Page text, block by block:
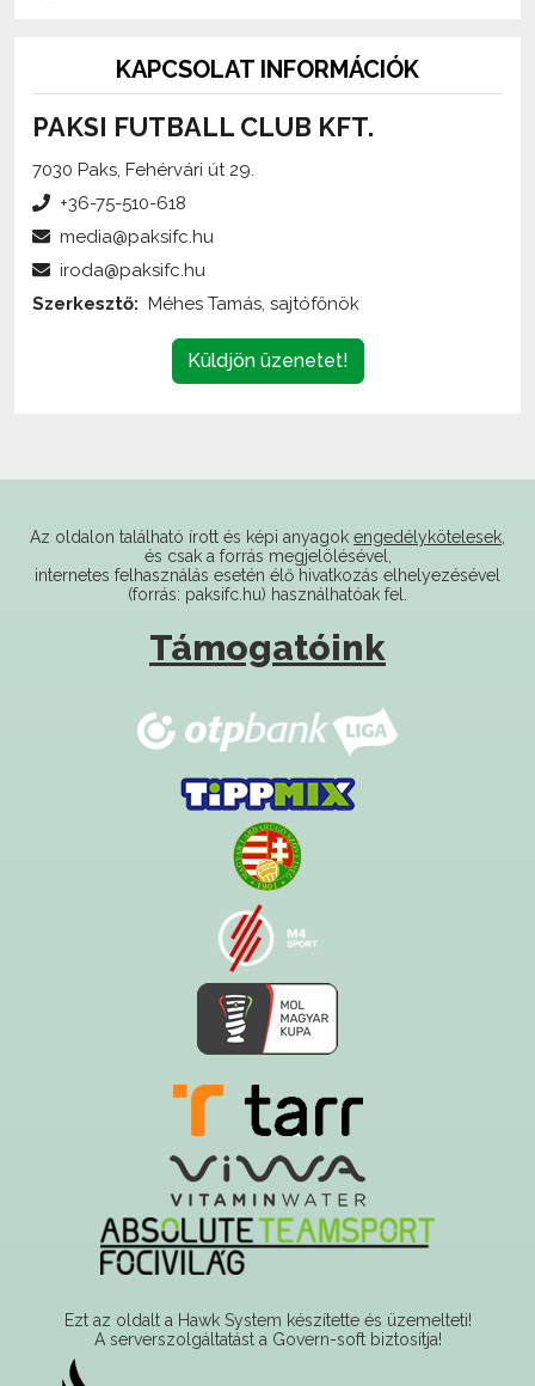
PAKSI FUTBALL CLUB KFT.
7030 Paks, Fehérvári út 29.
Küldjön üzenetet!
internetes felhasználás esetén élő hivatkozás elhelyezésével
(forrás: paksifc.hu) használhatóak fel.
Támogatóink
Ezt az oldalt a Hawk System készítette és üzemelteti!